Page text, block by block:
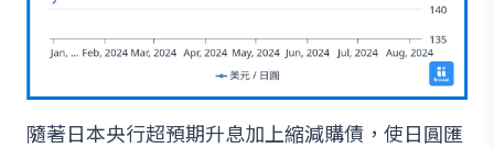
隨著日本央行超預期升息加上縮減購債，使日圓匯